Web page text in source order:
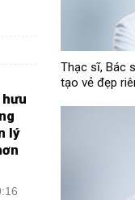
lý
Thạc sĩ, Bác
tạo vẻ đẹp